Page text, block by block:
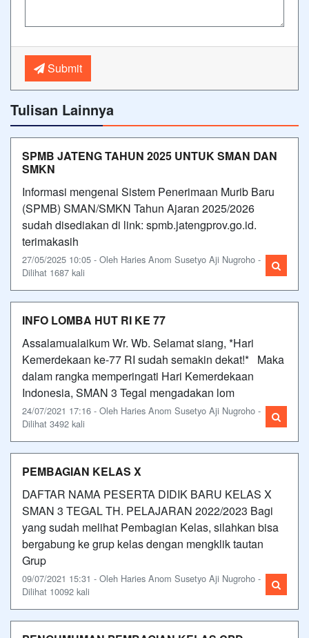
Submit
Tulisan Lainnya
SPMB JATENG TAHUN 2025 UNTUK SMAN DAN
SMKN
Informasi mengenai Sistem Penerimaan Murib Baru
(SPMB) SMAN/SMKN Tahun Ajaran 2025/2026
sudah disediakan di link: spmb.jatengprov.go.id.
terimakasih
27/05/2025 10:05 - Oleh Haries Anom Susetyo Aji Nugroho -
Dilihat 1687 kali
INFO LOMBA HUT RI KE 77
Assalamualaikum Wr. Wb. Selamat siang, *Hari
Kemerdekaan ke-77 RI sudah semakin dekat!* Maka
dalam rangka memperingati Hari Kemerdekaan
Indonesia, SMAN 3 Tegal mengadakan lom
24/07/2021 17:16 - Oleh Haries Anom Susetyo Aji Nugroho -
Dilihat 3492 kali
PEMBAGIAN KELAS X
DAFTAR NAMA PESERTA DIDIK BARU KELAS X
SMAN 3 TEGAL TH. PELAJARAN 2022/2023 Bagi
yang sudah melihat Pembagian Kelas, silahkan bisa
bergabung ke grup kelas dengan mengklik tautan
Grup
09/07/2021 15:31 - Oleh Haries Anom Susetyo Aji Nugroho -
Dilihat 10092 kali